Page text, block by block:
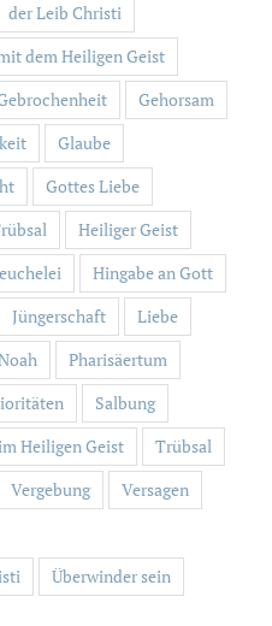
der Leib Christi
dem Heiligen Geist
Gehorsam
Glaube
Gottes Liebe
Heiliger Geist
Hingabe an Gott
Jüngerschaft
Liebe
Pharisäertum
Salbung
Heiligen Geist
Trübsal
Vergebung
Versagen
Überwinder sein